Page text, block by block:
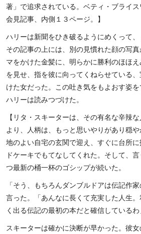
著」で追求されている。ベティ・ブライ
会見記事、内側１３ページ。】
ハリーは新聞をひき破るようにめくって、
その記事の上には、別の見慣れた顔の写
マをかけた金髪に、明らかに勝利のほほ
を見せ、指を彼に向ってくねらせている
けた女だった。この吐き気をもよおす姿を
ハリーは読みつづけた。
【リタ・スキーターは、その有名な辛辣
より、人柄は、もっと思いやりがあり穏
地のよい自宅の玄関で迎え、すぐに台所
ドケーキでもてなしてくれた。そして、
つ最新の桶一杯のゴシップが続いた。
「そう、もちろんダンブルドアは伝記作
言った。「あんなに長くて充実した人生
く出る伝記の最初の本だと確信しているわ
スキーターは確かに決断が早かった。彼女